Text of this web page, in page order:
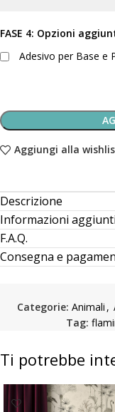
FASE 4: Opzioni
Adesivo per Base e
Aggiungi alla
Descrizione
Informazioni
F.A.Q.
Consegna e
Categorie: Animali ,
Tag:
Ti potrebbe